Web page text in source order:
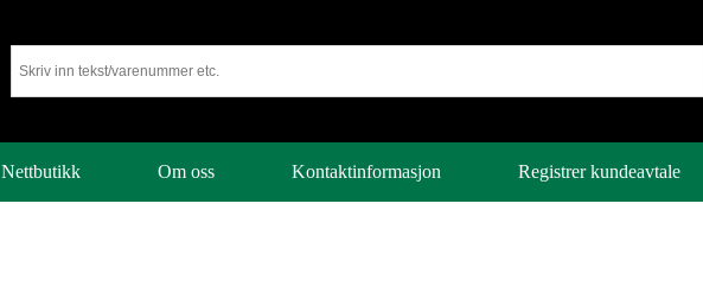
Nettbutikk Om oss Kontaktinformasjon Registrer kundeavtale